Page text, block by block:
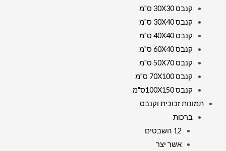
קנבס 30X30 ס"מ
קנבס 30X40 ס"מ
קנבס 40X40 ס"מ
קנבס 60X40 ס"מ
קנבס 50X70 ס"מ
קנבס 70X100 ס"מ
קנבס 100X150ס"מ
תמונות זכוכית וקנבס
ברכות
12 השבטים
אשר יצר